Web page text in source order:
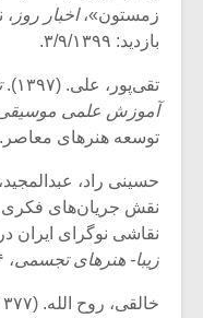
زمستون»،اخبار روز ،
بازدید: ۳/۹/۱۳۹۹.
تقی‌پور، علی. (۱۳۹۷).
آموزش علمی موسیقی در
توسعه هنرهای معاصر.
نقش جریان‌های فکری
نقاشی نوگرای ایران
زیبا- هنرهای تجسمی، ۴(۴۹)، صص ۵-۱۸.
خالقی، روح الله. (۱۳۷۷).